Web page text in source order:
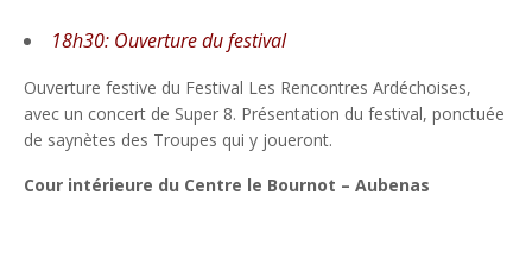
18h30: Ouverture du festival
Ouverture festive du Festival Les Rencontres Ardéchoises,
avec un concert de Super 8. Présentation du festival, ponctuée
de saynètes des Troupes qui y joueront.
Cour intérieure du Centre le Bournot – Aubenas